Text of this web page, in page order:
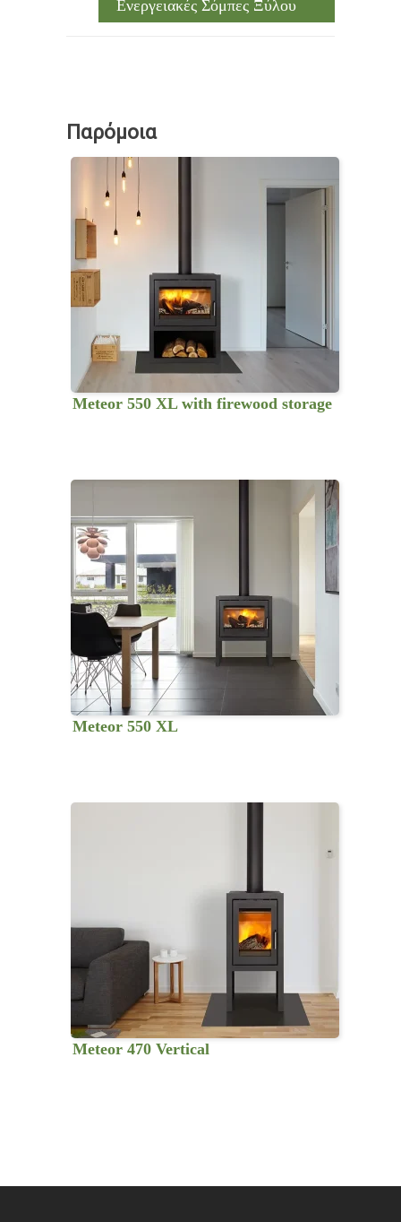
Ενεργειακές Σόμπες Ξύλου
Παρόμοια
Meteor 550 XL with firewood storage
Meteor 550 XL
Meteor 470 Vertical